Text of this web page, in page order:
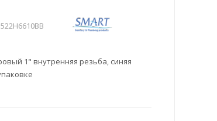
522H6610BB
1" внутренняя резьба, синяя